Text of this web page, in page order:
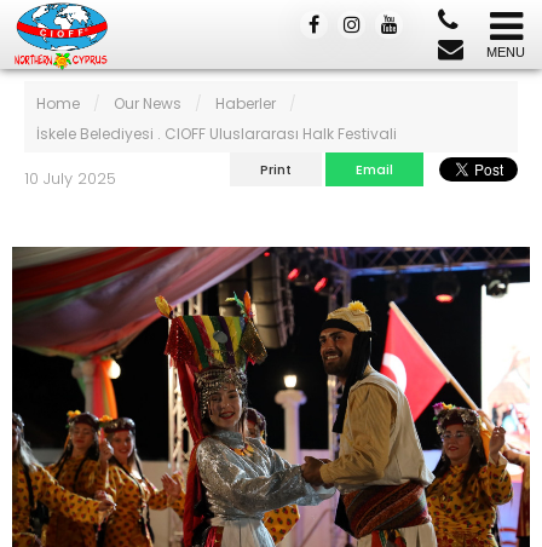
Home / Our News / Haberler
/
İskele Belediyesi . CIOFF Uluslararası Halk Festivali
10 July 2025 Print Email